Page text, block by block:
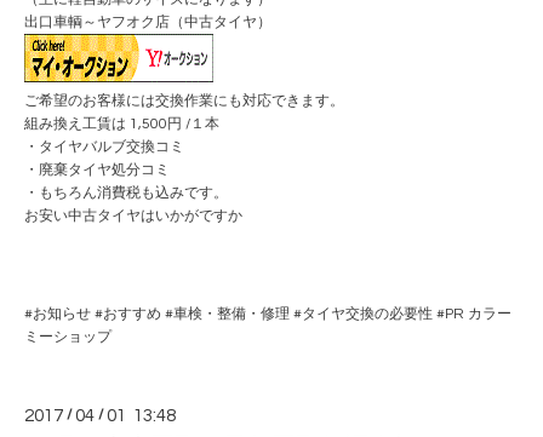
出口車輌～ヤフオク店（中古タイヤ）
ご希望のお客様には交換作業にも対応できます。
組み換え工賃は 1,500円 /１本
・タイヤバルブ交換コミ
・廃棄タイヤ処分コミ
・もちろん消費税も込みです。
お安い中古タイヤはいかがですか
#お知らせ #おすすめ #車検・整備・修理 #タイヤ交換の必要性 #PR カラー
ミーショップ
2017 /04 /01 13:48